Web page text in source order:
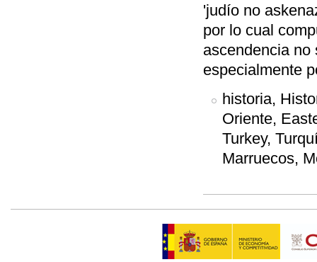
'judío no
por lo cual
ascendencia
especialmente
historia,
Oriente,
Turkey,
Marruecos,